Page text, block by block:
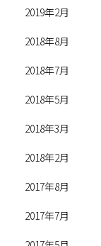
2019年2月
2018年8月
2018年7月
2018年5月
2018年3月
2018年2月
2017年8月
2017年7月